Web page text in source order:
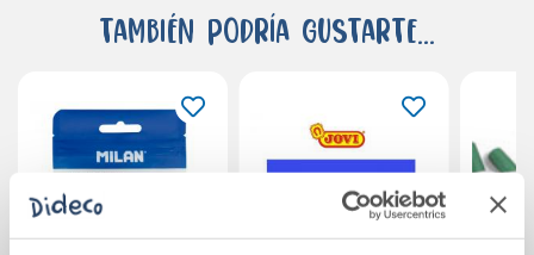
También podría gustarte...